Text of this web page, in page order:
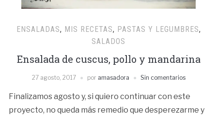
ENSALADAS, MIS RECETAS, PASTAS Y LEGUMBRES,
SALADOS
Ensalada de cuscus, pollo y mandarina
27 agosto, 2017 por amasadora Sin comentarios
Finalizamos agosto y, si quiero continuar con este
proyecto, no queda más remedio que desperezarme y